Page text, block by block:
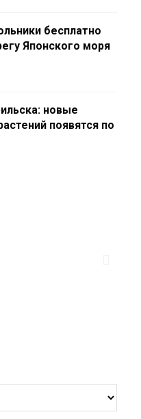
бесплатно
Японского моря
новые
появятся по